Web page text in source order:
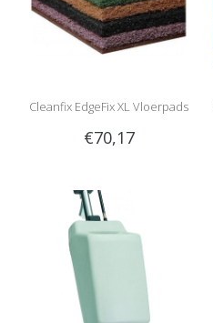
Cleanfix EdgeFix XL Vloerpads
€70,17